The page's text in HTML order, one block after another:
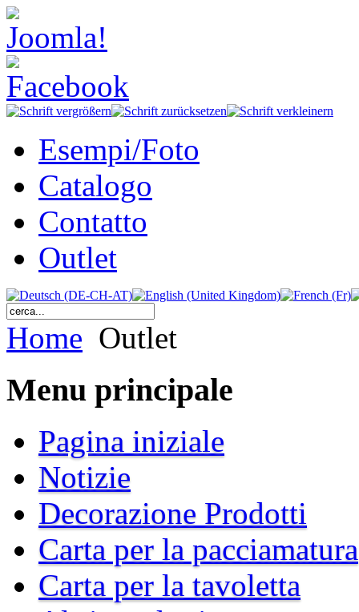
Esempi/Foto
Catalogo
Contatto
Outlet
Home Outlet
Menu principale
Pagina iniziale
Notizie
Decorazione Prodotti
Carta per la pacciamatura
Carta per la tavoletta